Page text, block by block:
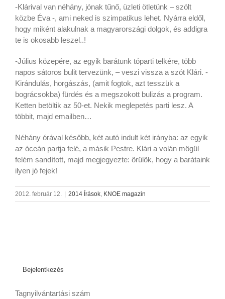
-Klárival van néhány, jónak tűnő, üzleti ötletünk – szólt
közbe Éva -, ami neked is szimpatikus lehet. Nyárra eldől,
hogy miként alakulnak a magyarországi dolgok, és addigra
te is okosabb leszel..!
-Július közepére, az egyik barátunk tóparti telkére, több
napos sátoros bulit tervezünk, – veszi vissza a szót Klári. -
Kirándulás, horgászás, (amit fogtok, azt tesszük a
bográcsokba) fürdés és a megszokott bulizás a program.
Ketten betöltik az 50-et. Nekik meglepetés parti lesz. A
többit, majd emailben…
Néhány órával később, két autó indult két irányba: az egyik
az óceán partja felé, a másik Pestre. Klári a volán mögül
felém sandított, majd megjegyezte: örülök, hogy a barátaink
ilyen jó fejek!
2012. február 12. 2014 Írások, KNOE magazin
Bejelentkezés
Tagnyilvántartási szám